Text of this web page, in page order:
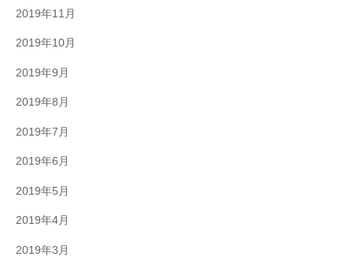
2019年11月
2019年10月
2019年9月
2019年8月
2019年7月
2019年6月
2019年5月
2019年4月
2019年3月